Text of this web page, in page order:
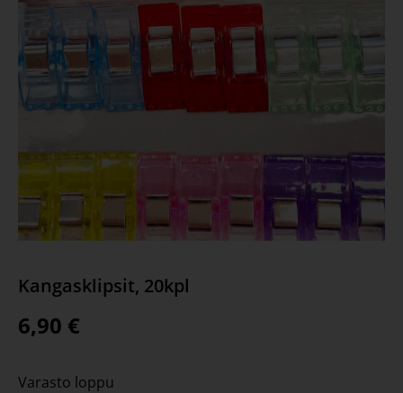
Kangasklipsit, 20kpl
6,90 €
Varasto loppu